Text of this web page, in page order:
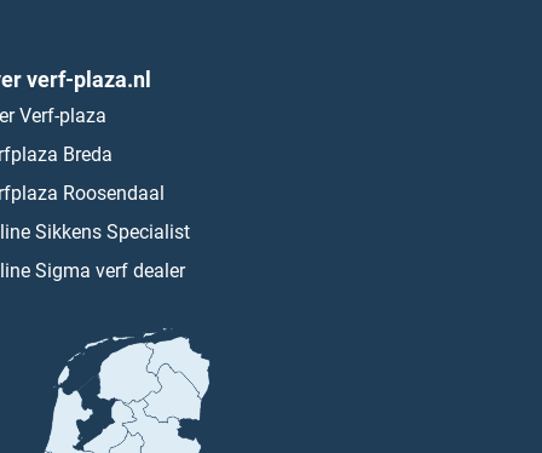
verf-plaza.nl
Verf-plaza
Breda
Roosendaal
Sikkens Specialist
Sigma verf dealer